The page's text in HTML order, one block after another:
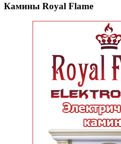
Камины Royal Flame